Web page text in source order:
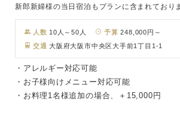
新郎新婦様の当日宿泊もプランに含まれており
人数 10人～50人 予算 248,000円～
交通 大阪府大阪市中央区大手前1丁目1-1
・アレルギー対応可能
・お子様向けメニュー対応可能
・お料理1名様追加の場合、＋15,000円